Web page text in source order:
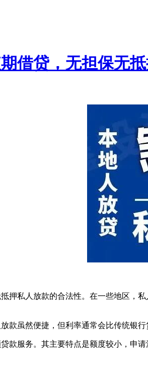
借贷，无担保无
押私人放款的合法性。在一些地区，
款虽然便捷，但利率通常会比传统银
款服务。其主要特点是额度较小，申